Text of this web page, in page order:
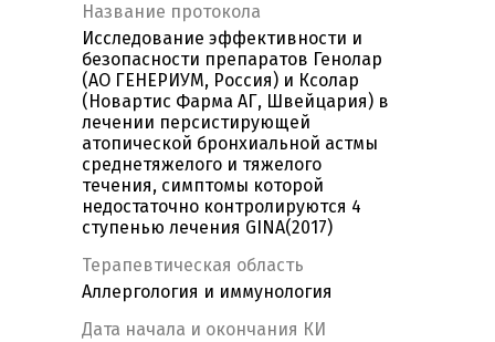
Название протокола
Исследование эффективности и
безопасности препаратов Генолар
(АО ГЕНЕРИУМ, Россия) и Ксолар
(Новартис Фарма АГ, Швейцария) в
лечении персистирующей
атопической бронхиальной астмы
среднетяжелого и тяжелого
течения, симптомы которой
недостаточно контролируются 4
ступенью лечения GINA(2017)
Терапевтическая область
Аллергология и иммунология
Дата начала и окончания КИ